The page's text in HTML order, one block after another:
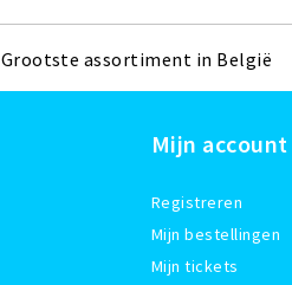
Grootste assortiment in België
Mijn account
Registreren
Mijn bestellingen
Mijn tickets